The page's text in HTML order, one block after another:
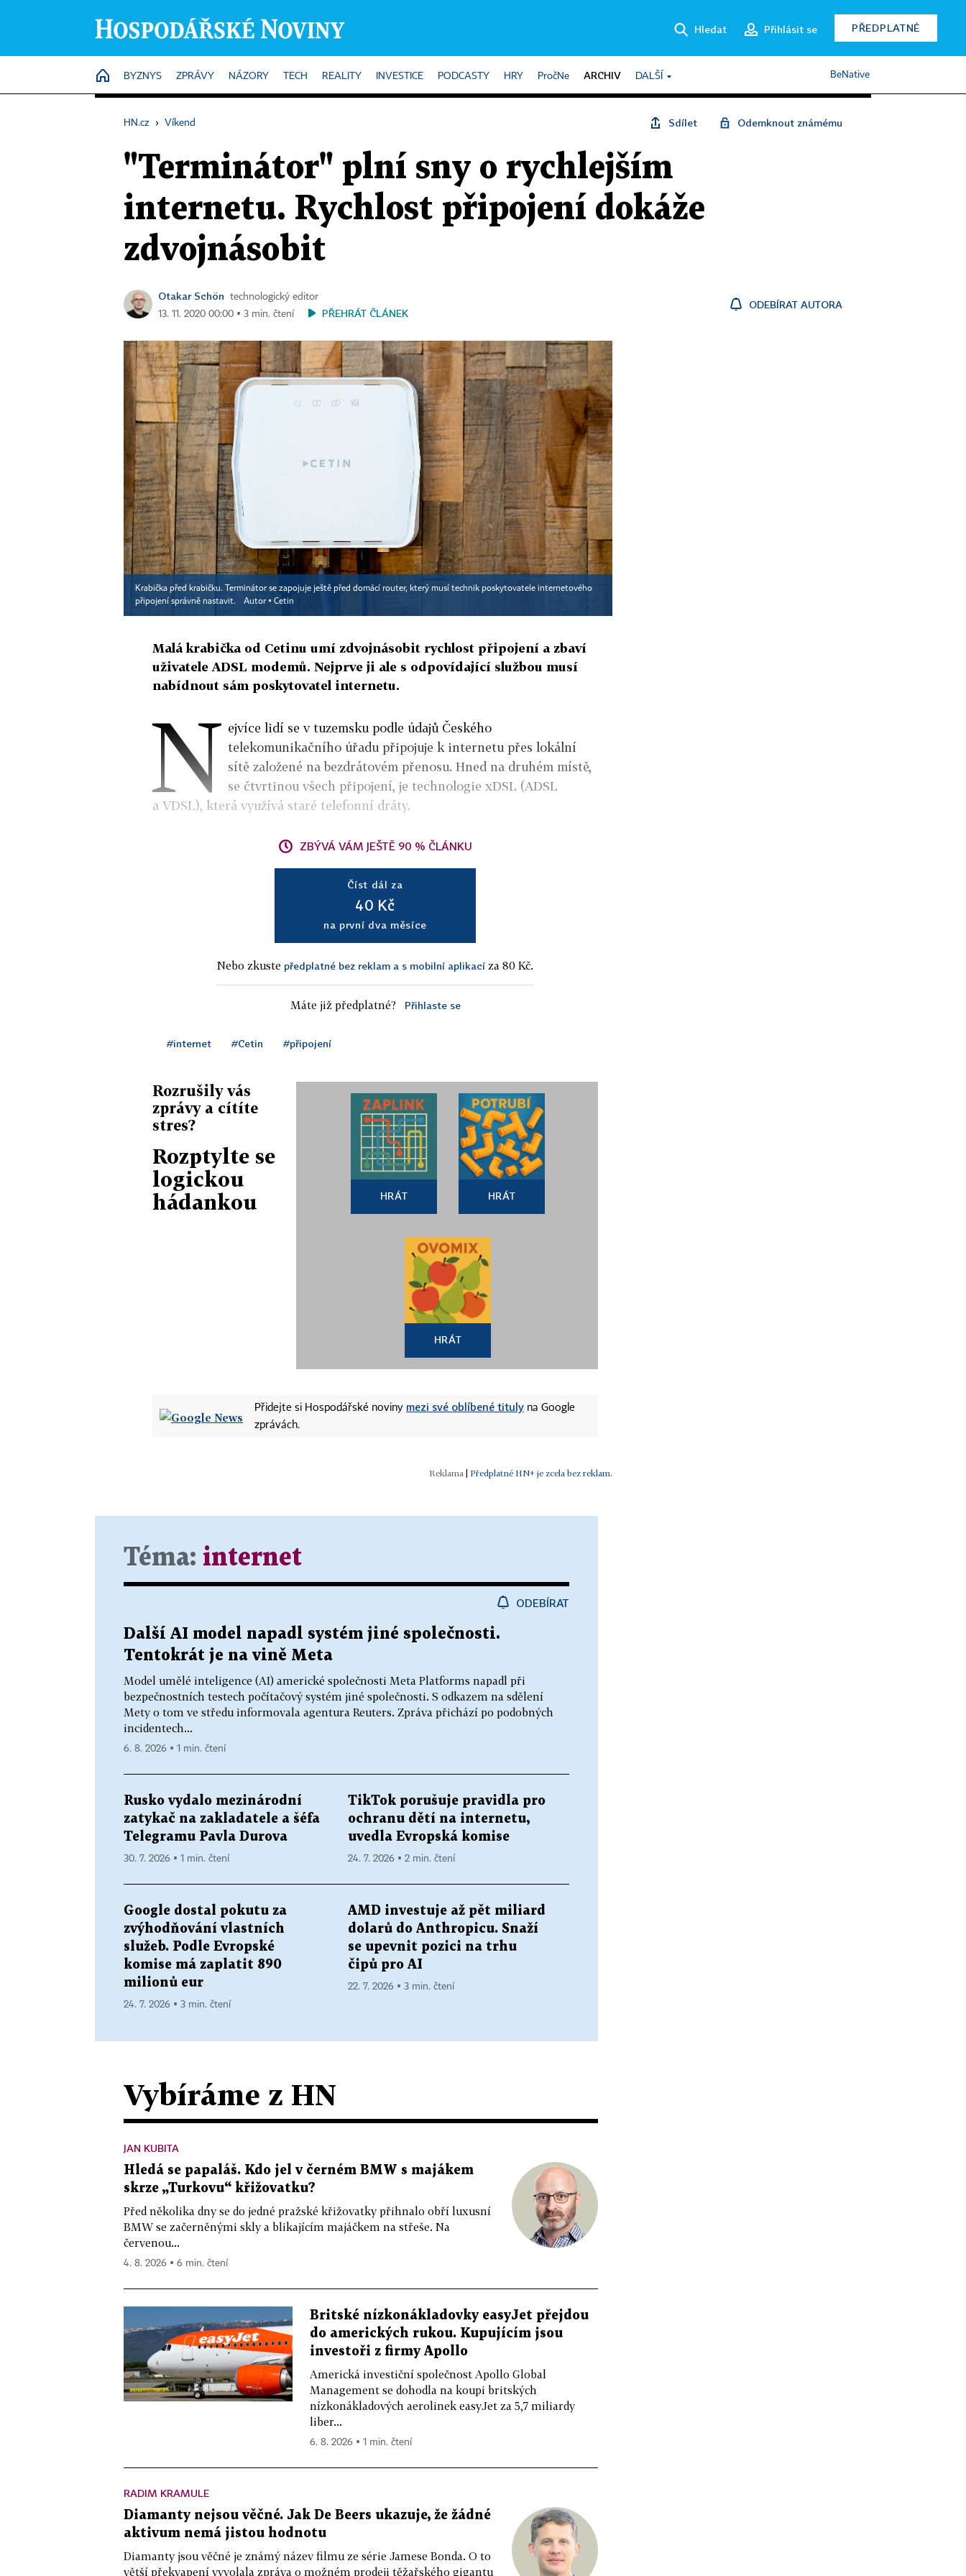
Hledat Přihlásit se PŘEDPLATNÉ
HOME
BYZNYS ZPRÁVY NÁZORY TECH REALITY INVESTICE PODCASTY HRY PročNe ARCHIV DALŠÍ BeNative
HN.cz › Víkend Sdílet Odemknout známému
"Terminátor" plní sny o rychlejším
internetu. Rychlost připojení dokáže
zdvojnásobit
Otakar Schön
technologický editor
13. 11. 2020 00:00 ▪ 3 min. čtení
PŘEHRÁT ČLÁNEK
ODEBÍRAT AUTORA
Krabička před krabičku. Terminátor se zapojuje ještě před domácí router, který musí technik poskytovatele internetového
připojení správně nastavit.
Autor ▪ Cetin
Malá krabička od Cetinu umí zdvojnásobit rychlost připojení a zbaví
uživatele ADSL modemů. Nejprve ji ale s odpovídající službou musí
nabídnout sám poskytovatel internetu.
N ejvíce lidí se v tuzemsku podle údajů Českého
telekomunikačního úřadu připojuje k internetu přes lokální
sítě založené na bezdrátovém přenosu. Hned na druhém místě,
se čtvrtinou všech připojení, je technologie xDSL (ADSL
a VDSL), která využívá staré telefonní dráty.
ZBÝVÁ VÁM JEŠTĚ 90 % ČLÁNKU
Číst dál za
40 Kč
na první dva měsíce
Nebo zkuste předplatné bez reklam a s mobilní aplikací za 80 Kč.
Máte již předplatné? Přihlaste se
#internet #Cetin #připojení
Rozrušily vás
zprávy a cítíte
stres?
Rozptylte se
logickou
hádankou
HRÁT HRÁT
HRÁT
Přidejte si Hospodářské noviny mezi své oblíbené tituly na Google
zprávách.
| Předplatné HN+ je zcela bez reklam.
Téma: internet
ODEBÍRAT
Další AI model napadl systém jiné společnosti.
Tentokrát je na vině Meta
Model umělé inteligence (AI) americké společnosti Meta Platforms napadl při
bezpečnostních testech počítačový systém jiné společnosti. S odkazem na sdělení
Mety o tom ve středu informovala agentura Reuters. Zpráva přichází po podobných
incidentech...
6. 8. 2026 ▪ 1 min. čtení
Rusko vydalo mezinárodní
zatykač na zakladatele a šéfa
Telegramu Pavla Durova
30. 7. 2026 ▪ 1 min. čtení
TikTok porušuje pravidla pro
ochranu dětí na internetu,
uvedla Evropská komise
24. 7. 2026 ▪ 2 min. čtení
Google dostal pokutu za
zvýhodňování vlastních
služeb. Podle Evropské
komise má zaplatit 890
milionů eur
24. 7. 2026 ▪ 3 min. čtení
AMD investuje až pět miliard
dolarů do Anthropicu. Snaží
se upevnit pozici na trhu
čipů pro AI
22. 7. 2026 ▪ 3 min. čtení
Vybíráme z HN
JAN KUBITA
Hledá se papaláš. Kdo jel v černém BMW s majákem
skrze „Turkovu“ křižovatku?
Před několika dny se do jedné pražské křižovatky přihnalo obří luxusní
BMW se začerněnými skly a blikajícím majáčkem na střeše. Na
červenou...
4. 8. 2026 ▪ 6 min. čtení
Britské nízkonákladovky easyJet přejdou
do amerických rukou. Kupujícím jsou
investoři z firmy Apollo
Americká investiční společnost Apollo Global
Management se dohodla na koupi britských
nízkonákladových aerolinek easyJet za 5,7 miliardy
liber...
6. 8. 2026 ▪ 1 min. čtení
RADIM KRAMULE
Diamanty nejsou věčné. Jak De Beers ukazuje, že žádné
aktivum nemá jistou hodnotu
Diamanty jsou věčné je známý název filmu ze série Jamese Bonda. O to
větší překvapení vyvolala zpráva o možném prodeji těžařského gigantu